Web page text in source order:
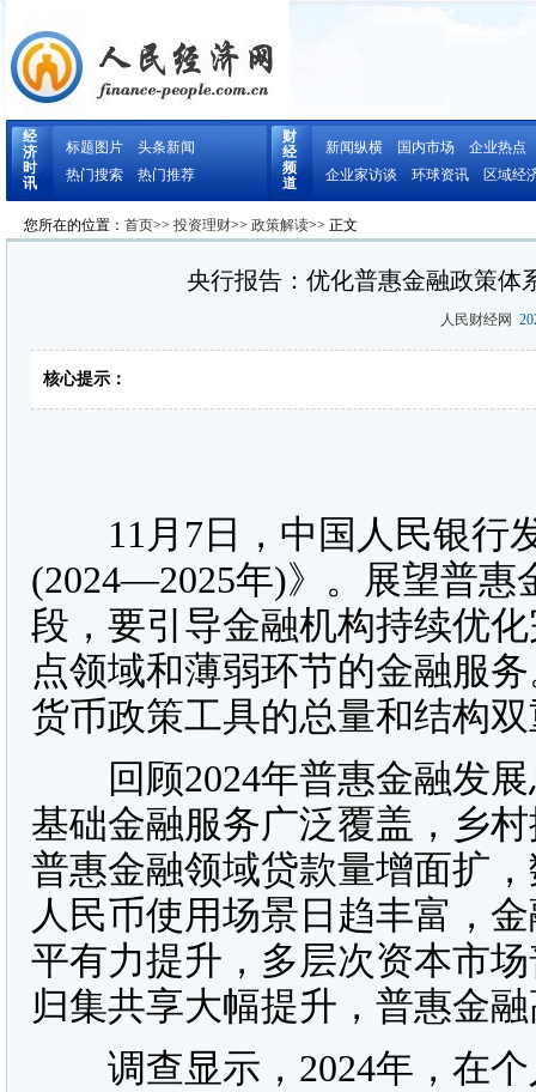
经
济
时
讯
标题图片
头条新闻
热门搜索
热门推荐
财
经
频
道
新闻纵横 国内市场
企业热点
企业家访谈
环球资讯 区域经
您所在的位置： 首页>> 投资理财>> 政策解读>> 正文
央行报告：优化普惠金融政策体
人民财经网
核心提示：
11月7日，中国人民银行
(2024—2025年)》。展望普
段，要引导金融机构持续优
点领域和薄弱环节的金融服
货币政策工具的总量和结构
回顾2024年普惠金融发展
基础金融服务广泛覆盖，乡
普惠金融领域贷款量增面扩
人民币使用场景日趋丰富，
平有力提升，多层次资本市
归集共享大幅提升，普惠金
调查显示，2024年，在个